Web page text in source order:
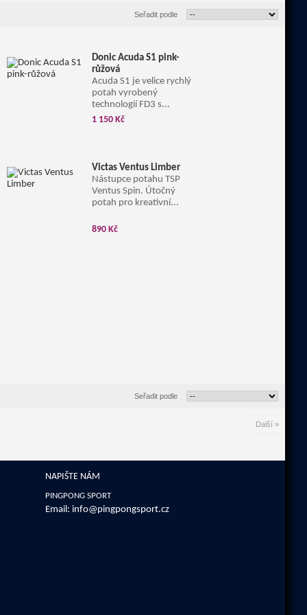
Seřadit podle
Donic Acuda S1 pink-
růžová
Acuda S1 je velice rychlý
potah vyrobený
technologií FD3 s...
1 150 Kč
Victas Ventus Limber
Nástupce potahu TSP
Ventus Spin. Útočný
potah pro kreativní...
890 Kč
Seřadit podle
Další »
NAPIŠTE NÁM
PINGPONG SPORT
Email: info@pingpongsport.cz